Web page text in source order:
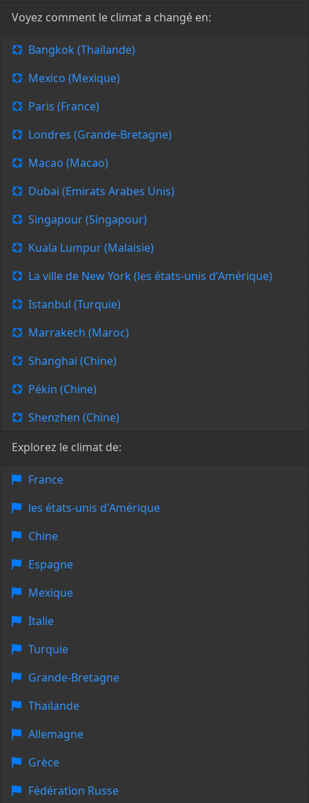
Voyez comment le climat a changé en:
Bangkok (Thaïlande)
Mexico (Mexique)
Paris (France)
Londres (Grande-Bretagne)
Macao (Macao)
Dubai (Emirats Arabes Unis)
Singapour (Singapour)
Kuala Lumpur (Malaisie)
La ville de New York (les états-unis d'Amérique)
Istanbul (Turquie)
Marrakech (Maroc)
Shanghai (Chine)
Pékin (Chine)
Shenzhen (Chine)
Explorez le climat de:
France
les états-unis d'Amérique
Chine
Espagne
Mexique
Italie
Turquie
Grande-Bretagne
Thaïlande
Allemagne
Grèce
Fédération Russe